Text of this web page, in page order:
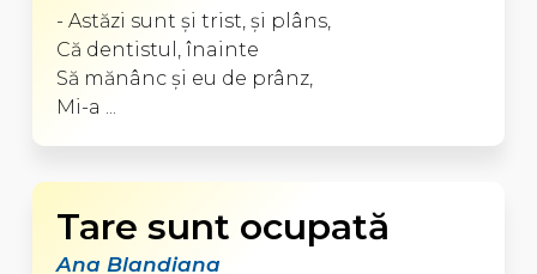
- Astăzi sunt şi trist, şi plâns,
Că dentistul, înainte
Să mănânc şi eu de prânz,
Mi-a ...
Tare sunt ocupată
Ana Blandiana